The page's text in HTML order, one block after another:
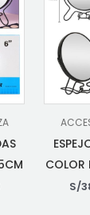
COLOR
S/